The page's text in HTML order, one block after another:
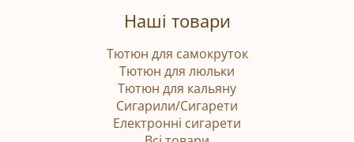
Наші товари
Тютюн для самокруток
Тютюн для люльки
Тютюн для кальяну
Сигарили/Сигарети
Електронні сигарети